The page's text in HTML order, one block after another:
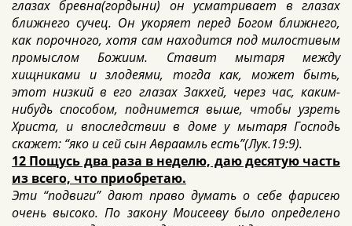
глазах бревна(гордыни) он усматривает в глазах
ближнего сучец. Он укоряет перед Богом ближнего,
как порочного, хотя сам находится под милостивым
промыслом Божиим. Ставит мытаря между
хищниками и злодеями, тогда как, может быть,
этот низкий в его глазах Закхей, через час, каким-
нибудь способом, поднимется выше, чтобы узреть
Христа, и впоследствии в доме у мытаря Господь
скажет: “яко и сей сын Авраамль есть”(Лук.19:9).
12 Пощусь два раза в неделю, даю десятую часть
из всего, что приобретаю.
Эти “подвиги” дают право думать о себе фарисею
очень высоко. По закону Моисееву было определено